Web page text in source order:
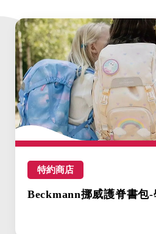
特約商店
Beckmann挪威護脊書包-